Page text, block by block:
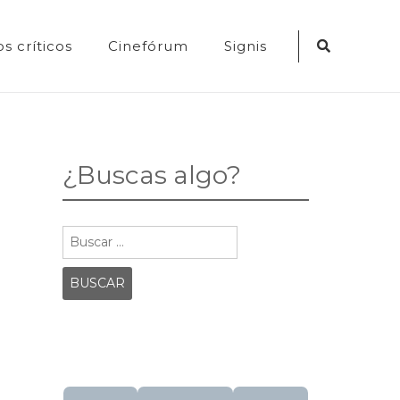
críticos Cinefórum Signis
Search
¿Buscas algo?